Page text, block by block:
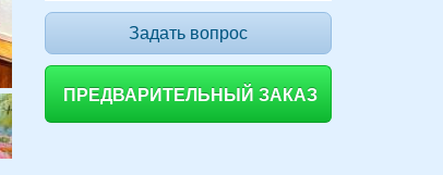
Задать вопрос
ПРЕДВАРИТЕЛЬНЫЙ ЗАКАЗ